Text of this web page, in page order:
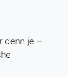
denn je –